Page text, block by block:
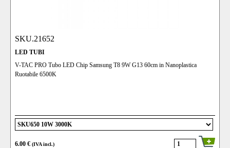
SKU.21652
LED TUBI
V-TAC PRO Tubo LED Chip Samsung T8 9W G13 60cm in Nanoplastica
Ruotabile 6500K
6.00 € (IVA incl.)